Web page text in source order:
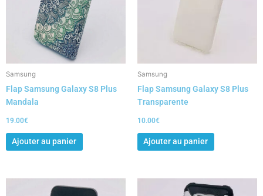
Samsung
Flap Samsung Galaxy S8 Plus
Mandala
19.00€
Ajouter au panier
Samsung
Flap Samsung Galaxy S8 Plus
Transparente
10.00€
Ajouter au panier
Ce